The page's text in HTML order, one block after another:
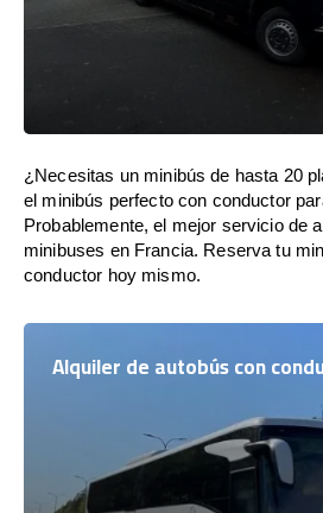
¿Necesitas un minibús de hasta 20
el minibús perfecto con conductor
Probablemente, el mejor servicio de
minibuses en Francia. Reserva tu
conductor hoy mismo.
Alquiler de autobús con